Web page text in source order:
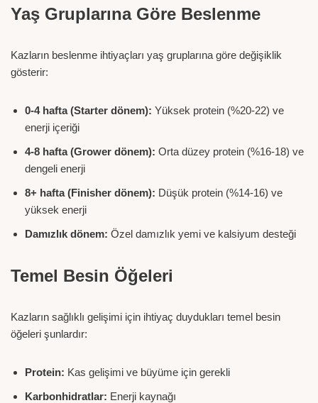
Yaş Gruplarına Göre Beslenme
Kazların beslenme ihtiyaçları yaş gruplarına göre değişiklik
gösterir:
0-4 hafta (Starter dönem): Yüksek protein (%20-22) ve
enerji içeriği
4-8 hafta (Grower dönem): Orta düzey protein (%16-18) ve
dengeli enerji
8+ hafta (Finisher dönem): Düşük protein (%14-16) ve
yüksek enerji
Damızlık dönem: Özel damızlık yemi ve kalsiyum desteği
Temel Besin Öğeleri
Kazların sağlıklı gelişimi için ihtiyaç duydukları temel besin
öğeleri şunlardır:
Protein: Kas gelişimi ve büyüme için gerekli
Karbonhidratlar: Enerji kaynağı